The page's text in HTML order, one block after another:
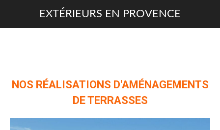
EXTÉRIEURS EN PROVENCE
NOS RÉALISATIONS D'AMÉNAGEMENTS
DE TERRASSES